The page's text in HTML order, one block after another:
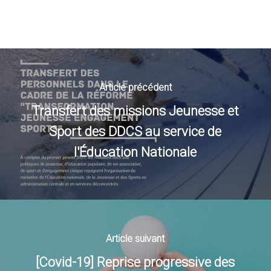
Article précédent
Transfert des missions Jeunesse et
Sport des DDCS au service de
l'Éducation Nationale
Article suivant
[Covid-19] Reprise progressive des